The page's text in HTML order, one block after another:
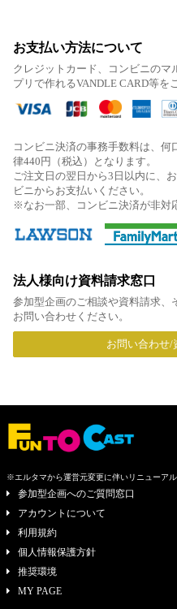
お支払い方法について
クレジットカード、コンビニの
プリで作れるVANDLE CARD等を
コンビニ決済の事務手数料は、
律440円（税込）となります。
ご注文日の翌日から3日以内に、
ビニからお支払いください。
※なお一部、コンビニ決済が非対
法人様向け資料請求窓口
参加型企画のご相談や資料請求、
お問い合わせください。
お問い合わせ/
※エルタマから運営元変更に伴いリニューアル
参加型企画へのご質問窓口
アカウントについて
利用規約
個人情報保護方針
推奨環境
MY PAGE